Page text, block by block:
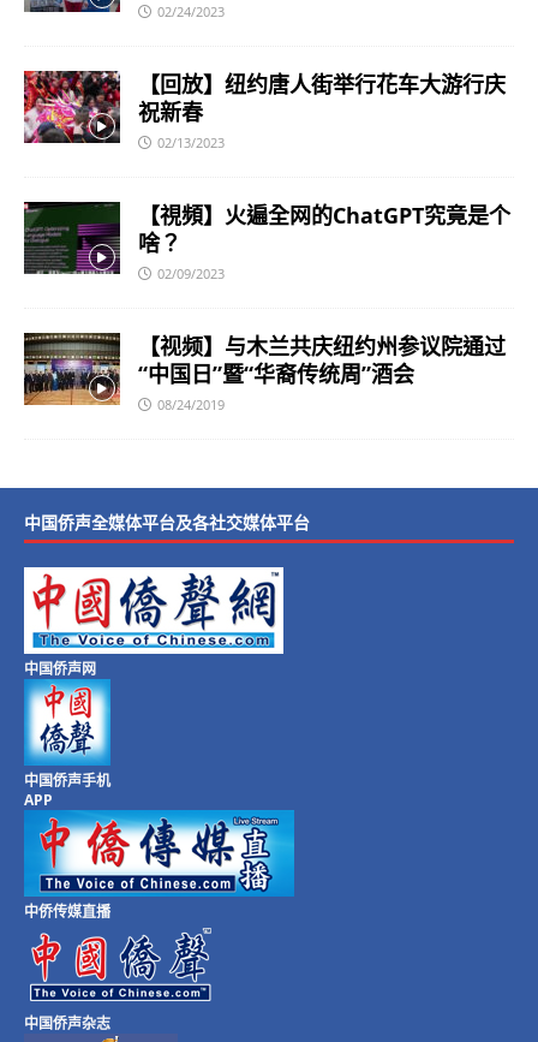
02/24/2023
【回放】纽约唐人街举行花车大游行庆
祝新春
02/13/2023
【視頻】火遍全网的ChatGPT究竟是个
啥？
02/09/2023
【视频】与木兰共庆纽约州参议院通过
“中国日”暨“华裔传统周”酒会
08/24/2019
中国侨声全媒体平台及各社交媒体平台
中国侨声网
中国侨声手机
APP
中侨传媒直播
中国侨声杂志